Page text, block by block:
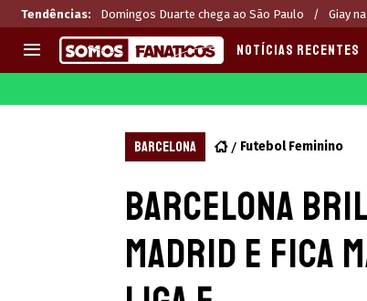
Tendências: Domingos Duarte chega ao São Paulo Giay
CHAMPIONS LEAGUE
PREMIER LEAGUE
Melhores sites de
CASAS DE APOSTAS
CÓDIGOS e OFERTAS
APPS
NOTÍCIAS RECENTES
BARCELONA Futebol Feminino
Barcelona
Madrid e fica